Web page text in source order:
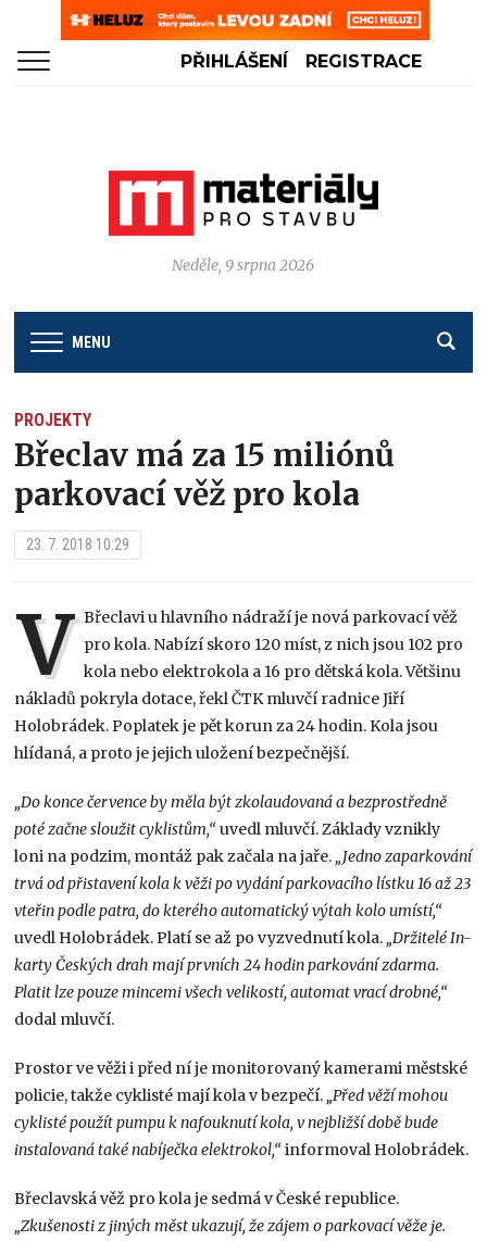
PŘIHLÁŠENÍ REGISTRACE
Neděle, 9 srpna 2026
MENU
PROJEKTY
Břeclav má za 15 miliónů
parkovací věž pro kola
23. 7. 2018 10:29
V Břeclavi u hlavního nádraží je nová parkovací věž
pro kola. Nabízí skoro 120 míst, z nich jsou 102 pro
kola nebo elektrokola a 16 pro dětská kola. Většinu
nákladů pokryla dotace, řekl ČTK mluvčí radnice Jiří
Holobrádek. Poplatek je pět korun za 24 hodin. Kola jsou
hlídaná, a proto je jejich uložení bezpečnější.
„Do konce července by měla být zkolaudovaná a bezprostředně
poté začne sloužit cyklistům,“uvedl mluvčí. Základy vznikly
loni na podzim, montáž pak začala na jaře. „Jedno zaparkování
trvá od přistavení kola k věži po vydání parkovacího lístku 16 až 23
vteřin podle patra, do kterého automatický výtah kolo umístí,“
uvedl Holobrádek. Platí se až po vyzvednutí kola. „Držitelé In-
karty Českých drah mají prvních 24 hodin parkování zdarma.
Platit lze pouze mincemi všech velikostí, automat vrací drobné,“
dodal mluvčí.
Prostor ve věži i před ní je monitorovaný kamerami městské
policie, takže cyklisté mají kola v bezpečí. „Před věží mohou
cyklisté použít pumpu k nafouknutí kola, v nejbližší době bude
instalovaná také nabíječka elektrokol,“informoval Holobrádek.
Břeclavská věž pro kola je sedmá v České republice.
„Zkušenosti z jiných měst ukazují, že zájem o parkovací věže je.